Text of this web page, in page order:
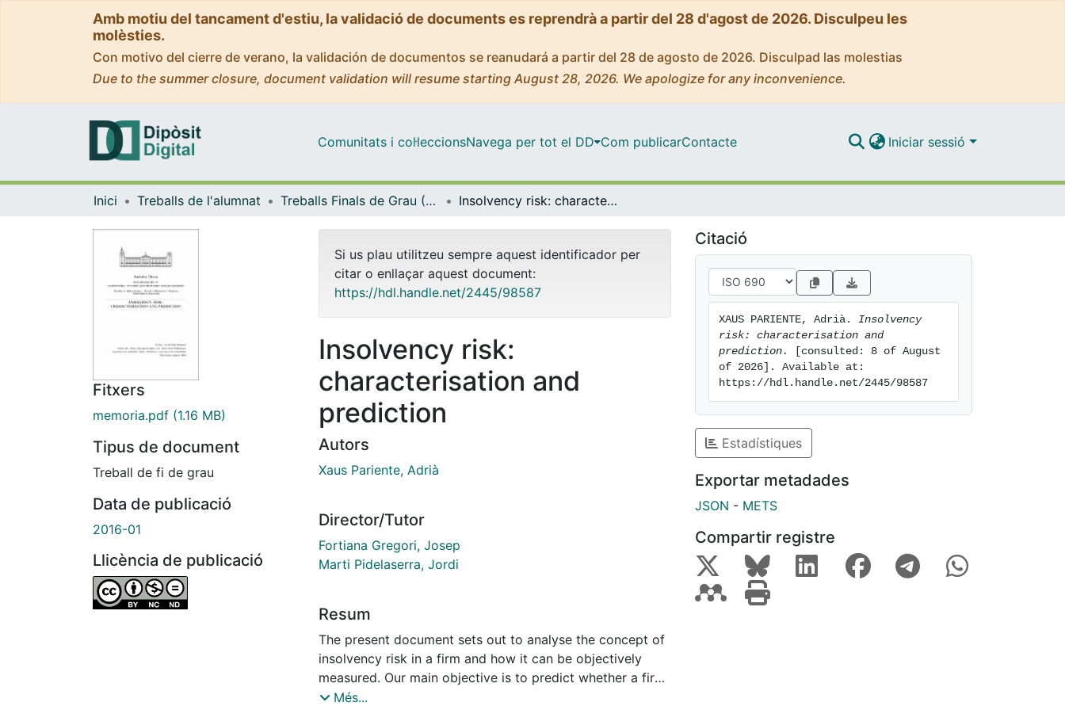
Amb motiu del tancament d'estiu, la validació de documents es reprendrà a partir del 28 d'agost de 2026. Disculpeu les
molèsties.
Con motivo del cierre de verano, la validación de documentos se reanudará a partir del 28 de agosto de 2026. Disculpad las molestias
Due to the summer closure, document validation will resume starting August 28, 2026. We apologize for any inconvenience.
Comunitats i col·leccionsNavega per tot el DD Com publicarContacte Iniciar sessió
Inici Treballs de l'alumnat Treballs Finals de Grau (TFG) - Matemàtiques Insolvency risk: characterisation and prediction
Fitxers
memoria.pdf (1.16 MB)
Tipus de document
Treball de fi de grau
Data de publicació
2016-01
Llicència de publicació
Si us plau utilitzeu sempre aquest identificador per
citar o enllaçar aquest document:
https://hdl.handle.net/2445/98587
Insolvency risk:
characterisation and
prediction
Autors
Xaus Pariente, Adrià
Director/Tutor
Fortiana Gregori, Josep
Marti Pidelaserra, Jordi
Resum
The present document sets out to analyse the concept of
insolvency risk in a firm and how it can be objectively
measured. Our main objective is to predict whether a firm
will face an insolvency situation, based on its most recent
Més...
Citació
XAUS PARIENTE, Adrià. Insolvency
risk: characterisation and
prediction.
[consulted: 8 of August
of 2026]. Available at:
https://hdl.handle.net/2445/98587
Estadístiques
Exportar metadades
JSON - METS
Compartir registre